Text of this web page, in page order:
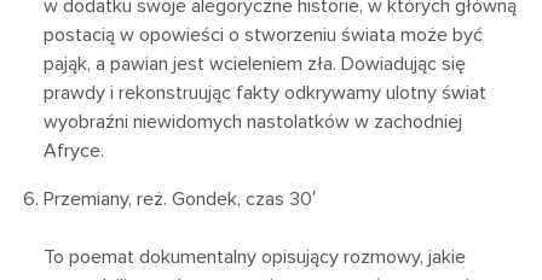
w dodatku swoje alegoryczne historie, w których główną
postacią w opowieści o stworzeniu świata może być
pająk, a pawian jest wcieleniem zła. Dowiadując się
prawdy i rekonstruując fakty odkrywamy ulotny świat
wyobraźni niewidomych nastolatków w zachodniej
Afryce.
Przemiany, reż. Gondek, czas 30′
To poemat dokumentalny opisujący rozmowy, jakie